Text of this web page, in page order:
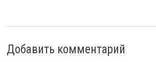
Добавить комментарий